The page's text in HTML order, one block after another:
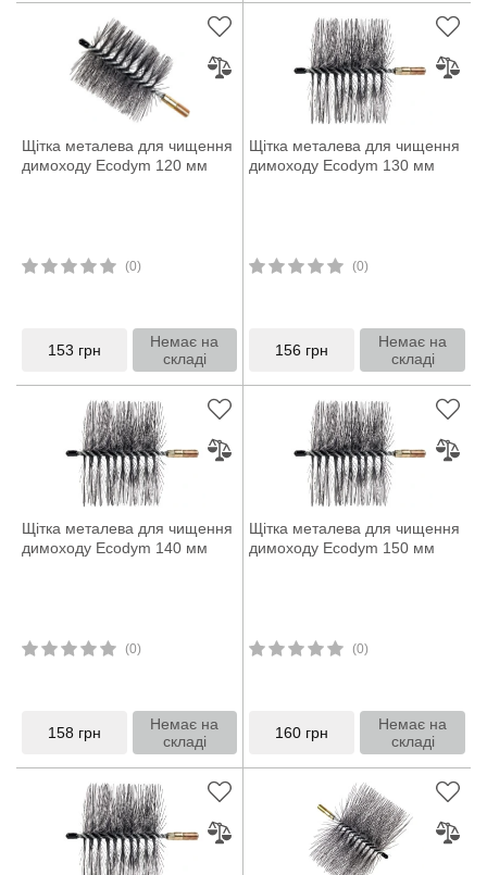
Щітка металева для чищення
димоходу Ecodym 120 мм
(0)
153 грн
Немає на
складі
Щітка металева для чищення
димоходу Ecodym 130 мм
(0)
156 грн
Немає на
складі
Щітка металева для чищення
димоходу Ecodym 140 мм
(0)
158 грн
Немає на
складі
Щітка металева для чищення
димоходу Ecodym 150 мм
(0)
160 грн
Немає на
складі